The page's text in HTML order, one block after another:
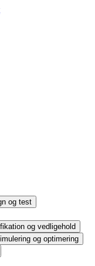
og test
og vedligehold
og optimering